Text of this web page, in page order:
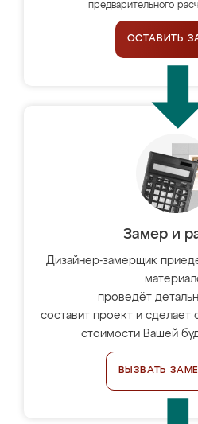
предварительного
ОСТАВИТЬ
Замер и
Дизайнер-замерщик
проведёт
составит проект и сделает
стоимости Вашей
ВЫЗВАТЬ